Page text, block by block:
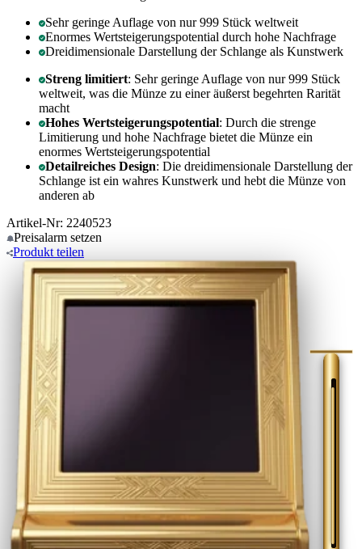
Sehr geringe Auflage von nur 999 Stück weltweit
Enormes Wertsteigerungspotential durch hohe Nachfrage
Dreidimensionale Darstellung der Schlange als Kunstwerk
Streng limitiert: Sehr geringe Auflage von nur 999 Stück
weltweit, was die Münze zu einer äußerst begehrten Rarität
macht
Hohes Wertsteigerungspotential: Durch die strenge
Limitierung und hohe Nachfrage bietet die Münze ein
enormes Wertsteigerungspotential
Detailreiches Design: Die dreidimensionale Darstellung der
Schlange ist ein wahres Kunstwerk und hebt die Münze von
anderen ab
Artikel-Nr: 2240523
Preisalarm setzen
Produkt teilen